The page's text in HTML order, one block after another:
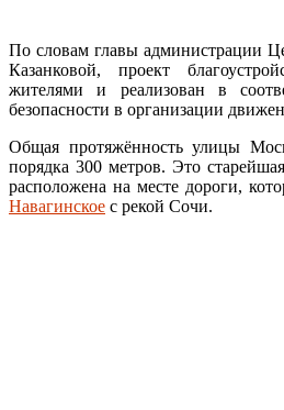
По словам главы администрации
Казанковой, проект
жителями и реализован в
безопасности в организации
Общая протяжённость улицы
порядка 300 метров. Это
расположена на месте дороги,
Навагинское с рекой Сочи.